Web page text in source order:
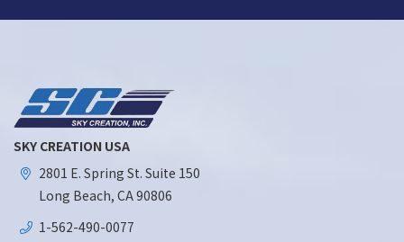
SKY CREATION USA
2801 E. Spring St. Suite 150
Long Beach, CA 90806
1-562-490-0077